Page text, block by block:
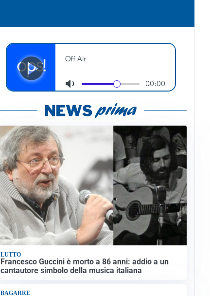
LUTTO
Francesco Guccini è morto a 86 anni: addio a un
cantautore simbolo della musica italiana
BAGARRE